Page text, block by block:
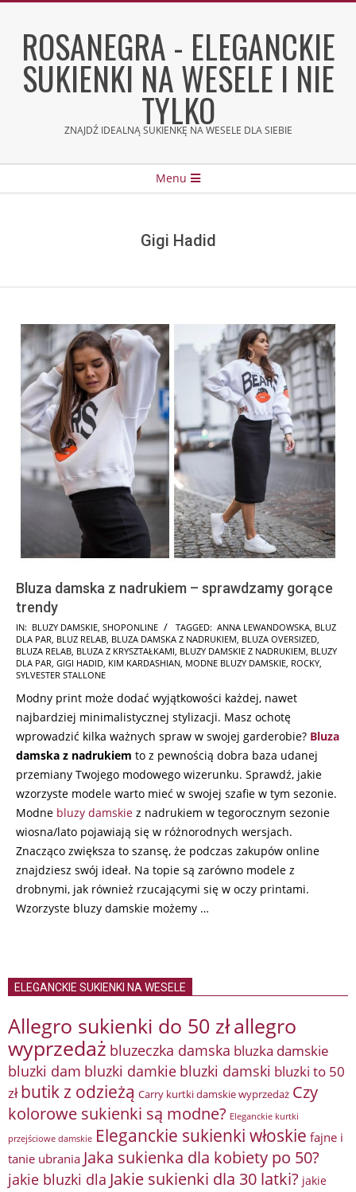
contentROSANEGRA - ELEGANCKIE
SUKIENKI NA WESELE I NIE
TYLKO
ZNAJDŹ IDEALNĄ SUKIENKĘ NA WESELE DLA SIEBIE
Menu
Gigi Hadid
Bluza damska z nadrukiem – sprawdzamy gorące
trendy
2025-
02-
25
IN: BLUZY DAMSKIE, SHOPONLINE TAGGED: ANNA LEWANDOWSKA, BLUZ
DLA PAR, BLUZ RELAB, BLUZA DAMSKA Z NADRUKIEM, BLUZA OVERSIZED,
BLUZA RELAB, BLUZA Z KRYSZTAŁKAMI, BLUZY DAMSKIE Z NADRUKIEM, BLUZY
DLA PAR, GIGI HADID, KIM KARDASHIAN, MODNE BLUZY DAMSKIE, ROCKY,
SYLVESTER STALLONE
Modny print może dodać wyjątkowości każdej, nawet
najbardziej minimalistycznej stylizacji. Masz ochotę
wprowadzić kilka ważnych spraw w swojej garderobie? Bluza
damska z nadrukiem to z pewnością dobra baza udanej
przemiany Twojego modowego wizerunku. Sprawdź, jakie
wzorzyste modele warto mieć w swojej szafie w tym sezonie.
Modne bluzy damskie z nadrukiem w tegorocznym sezonie
wiosna/lato pojawiają się w różnorodnych wersjach.
Znacząco zwiększa to szansę, że podczas zakupów online
znajdziesz swój ideał. Na topie są zarówno modele z
drobnymi, jak również rzucającymi się w oczy printami.
Wzorzyste bluzy damskie możemy …
ELEGANCKIE SUKIENKI NA WESELE
Allegro sukienki do 50 złallegro
wyprzedaż bluzeczka damska bluzka damskie
bluzki dam bluzki damkie bluzki damski bluzki to 50
zł butik z odzieżą Carry kurtki damskie wyprzedaż Czy
kolorowe sukienki są modne? Eleganckie kurtki
przejściowe damskie Eleganckie sukienki włoskie fajne i
tanie ubrania Jaka sukienka dla kobiety po 50?
jakie bluzki dla Jakie sukienki dla 30 latki? jakie